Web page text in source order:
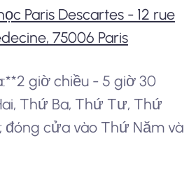
Paris Descartes - 12 rue
75006 Paris
giờ chiều - 5 giờ 30
Thứ Ba, Thứ Tư, Thứ
đóng cửa vào Thứ Năm và